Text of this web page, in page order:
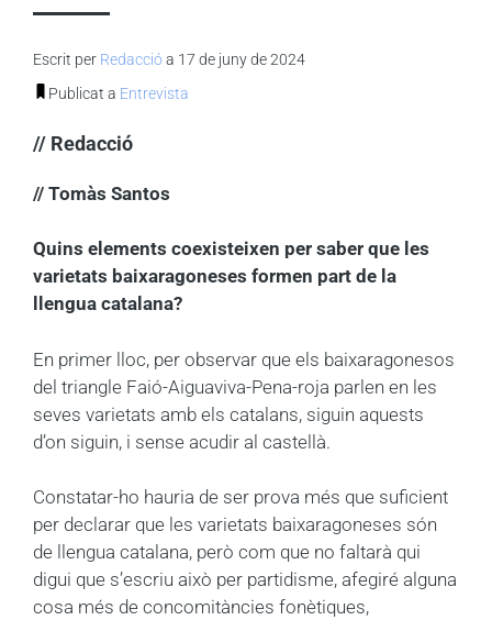
Escrit per Redacció a 17 de juny de 2024
Publicat a Entrevista
// Redacció
// Tomàs Santos
Quins elements coexisteixen per saber que les
varietats baixaragoneses formen part de la
llengua catalana?
En primer lloc, per observar que els baixaragonesos
del triangle Faió-Aiguaviva-Pena-roja parlen en les
seves varietats amb els catalans, siguin aquests
d’on siguin, i sense acudir al castellà.
Constatar-ho hauria de ser prova més que suficient
per declarar que les varietats baixaragoneses són
de llengua catalana, però com que no faltarà qui
digui que s’escriu això per partidisme, afegiré alguna
cosa més de concomitàncies fonètiques,